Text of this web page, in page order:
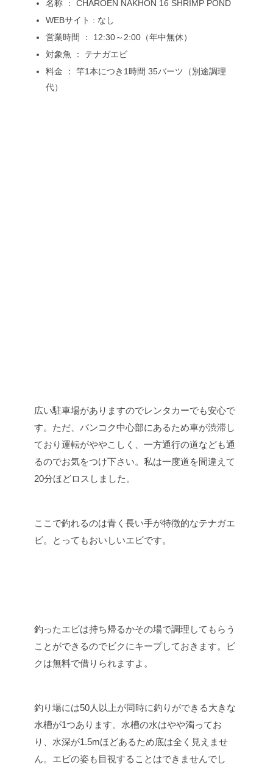
名称 ： CHAROEN NAKHON 16 SHRIMP POND
WEBサイト : なし
営業時間 ： 12:30～2:00（年中無休）
対象魚 ： テナガエビ
料金 ： 竿1本につき1時間 35バーツ（別途調理
代）
広い駐車場がありますのでレンタカーでも安心で
す。ただ、バンコク中心部にあるため車が渋滞し
ており運転がややこしく、一方通行の道なども通
るのでお気をつけ下さい。私は一度道を間違えて
20分ほどロスしました。
ここで釣れるのは青く長い手が特徴的なテナガエ
ビ。とってもおいしいエビです。
釣ったエビは持ち帰るかその場で調理してもらう
ことができるのでビクにキープしておきます。ビ
クは無料で借りられますよ。
釣り場には50人以上が同時に釣りができる大きな
水槽が1つあります。水槽の水はやや濁ってお
り、水深が1.5mほどあるため底は全く見えませ
ん。エビの姿も目視することはできませんでし